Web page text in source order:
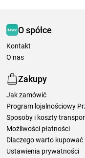
O spółce
Kontakt
O nas
Zakupy
Jak zamówić
Program lojalnościowy
Sposoby i koszty
Możliwości płatności
Dlaczego warto kupować
Ustawienia prywatności